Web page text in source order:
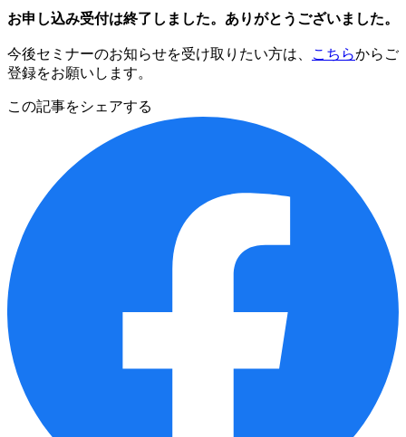
お申し込み受付は終了しました。ありがとうございました。
今後セミナーのお知らせを受け取りたい方は、 こちらからご
登録をお願いします。
この記事をシェアする